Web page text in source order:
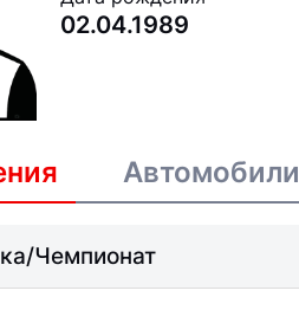
02.04.1989
Автомобили
Чемпионат